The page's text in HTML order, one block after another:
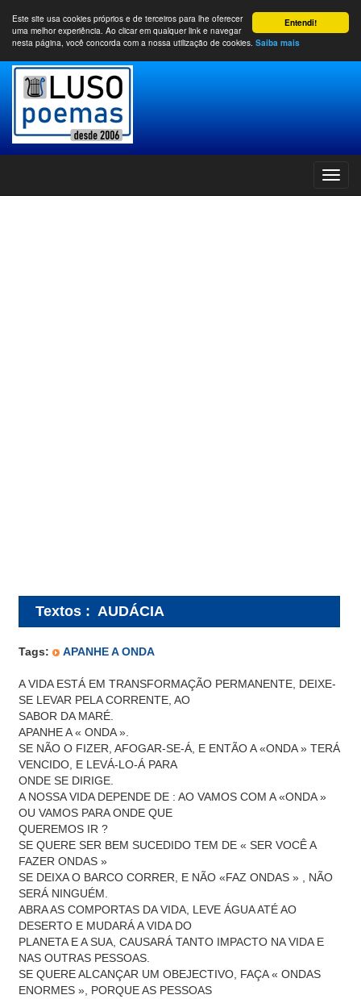
Entendi!
Este site usa cookies próprios e de terceiros para lhe oferecer
uma melhor experiência. Ao clicar em qualquer link e navegar
nesta página, você concorda com a nossa utilização de cookies. Saiba mais
Textos : AUDÁCIA
Tags: APANHE A ONDA
A VIDA ESTÁ EM TRANSFORMAÇÃO PERMANENTE, DEIXE-
SE LEVAR PELA CORRENTE, AO
SABOR DA MARÉ.
APANHE A « ONDA ».
SE NÃO O FIZER, AFOGAR-SE-Á, E ENTÃO A «ONDA » TERÁ
VENCIDO, E LEVÁ-LO-Á PARA
ONDE SE DIRIGE.
A NOSSA VIDA DEPENDE DE : AO VAMOS COM A «ONDA »
OU VAMOS PARA ONDE QUE
QUEREMOS IR ?
SE QUERE SER BEM SUCEDIDO TEM DE « SER VOCÊ A
FAZER ONDAS »
SE DEIXA O BARCO CORRER, E NÃO «FAZ ONDAS » , NÃO
SERÁ NINGUÉM.
ABRA AS COMPORTAS DA VIDA, LEVE ÁGUA ATÉ AO
DESERTO E MUDARÁ A VIDA DO
PLANETA E A SUA, CAUSARÁ TANTO IMPACTO NA VIDA E
NAS OUTRAS PESSOAS.
SE QUERE ALCANÇAR UM OBEJECTIVO, FAÇA « ONDAS
ENORMES », PORQUE AS PESSOAS